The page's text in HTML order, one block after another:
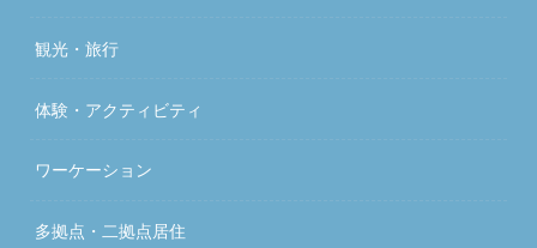
観光・旅行
体験・アクティビティ
ワーケーション
多拠点・二拠点居住